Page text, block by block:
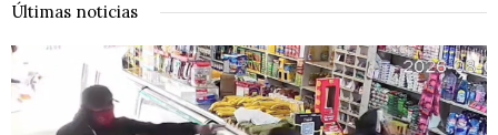
Últimas noticias